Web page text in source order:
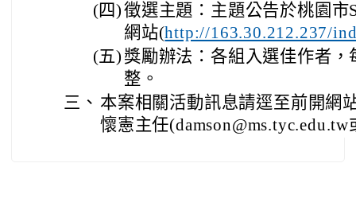
(四)徵選主題：主題公告於桃園市
網站(http://163.30.212.237/
(五) 獎勵辦法：各組入選佳作者
整。
三、 本案相關活動訊息請逕至前開網
懷憲主任